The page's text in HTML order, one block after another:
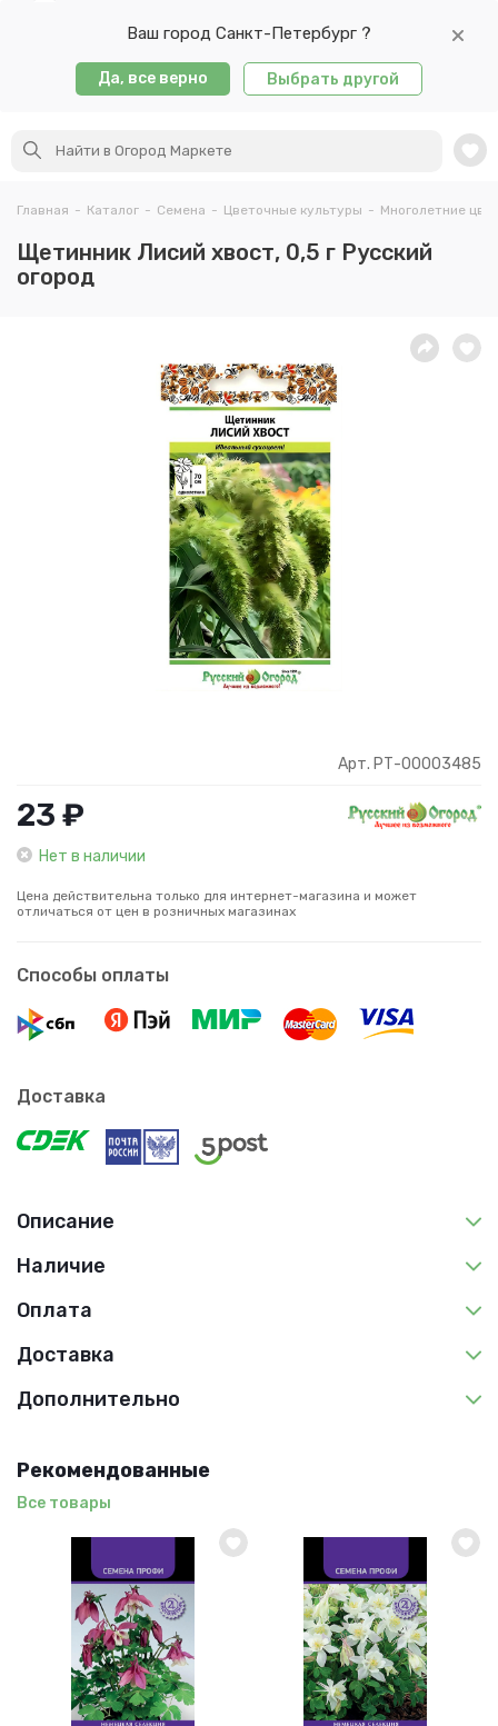
Ваш город Санкт-Петербург ?
Да, все верно Выбрать другой
Главная - Каталог - Семена - Цветочные культуры - Многолетние
Щетинник Лисий хвост, 0,5 г Русский
огород
Арт. РТ-00003485
23 ₽
Нет в наличии
Цена действительна только для интернет-магазина и может
отличаться от цен в розничных магазинах
Способы оплаты
Доставка
Описание
Наличие
Оплата
Доставка
Дополнительно
Рекомендованные
Все товары